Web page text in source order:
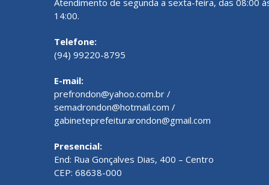
14:00.
Telefone:
(94) 99220-8795
E-mail:
prefrondon@yahoo.com.br /
semadrondon@hotmail.com /
gabineteprefeiturarondon@gmail.com
Presencial:
End: Rua Gonçalves Dias, 400 – Centro
CEP: 68638-000